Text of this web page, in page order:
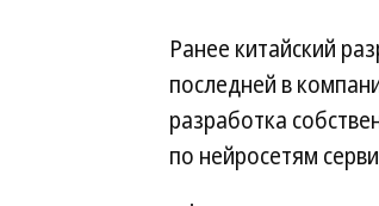
Ранее китайский
последней в
разработка
по нейросетям